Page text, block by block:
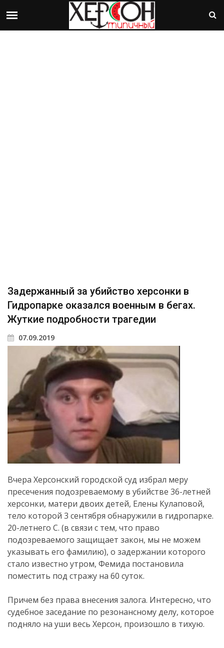
Задержанный за убийство херсонки в
Гидропарке оказался военным в бегах.
Жуткие подробности трагедии
07.09.2019
Вчера Херсонский городской суд избрал меру
пресечения подозреваемому в убийстве 36-летней
херсонки, матери двоих детей, Елены Кулаповой,
тело которой 3 сентября обнаружили в гидропарке.
20-летнего С. (в связи с тем, что право
подозреваемого защищает закон, мы не можем
указывать его фамилию), о задержании которого
стало известно утром, Фемида постановила
поместить под стражу на 60 суток.
Причем без права внесения залога. Интересно, что
судебное заседание по резонансному делу, которое
подняло на уши весь Херсон, произошло в тихую.